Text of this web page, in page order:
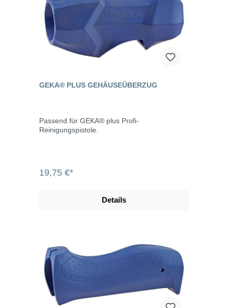
GEKA® PLUS GEHÄUSEÜBERZUG
Passend für GEKA® plus Profi-
Reinigungspistole.
19,75 €*
Details